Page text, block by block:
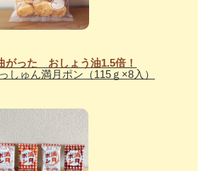
がった おしょう油1.5倍！
しゅん満月ポン（115ｇ×8入）